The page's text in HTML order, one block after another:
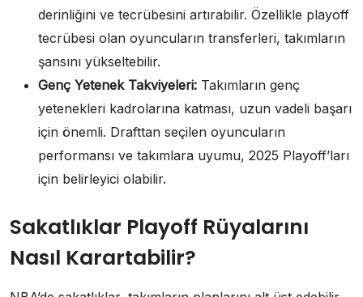
derinliğini ve tecrübesini artırabilir. Özellikle playoff
tecrübesi olan oyuncuların transferleri, takımların
şansını yükseltebilir.
Genç Yetenek Takviyeleri: Takımların genç
yetenekleri kadrolarına katması, uzun vadeli başarı
için önemli. Drafttan seçilen oyuncuların
performansı ve takımlara uyumu, 2025 Playoff’ları
için belirleyici olabilir.
Sakatlıklar Playoff Rüyalarını
Nasıl Karartabilir?